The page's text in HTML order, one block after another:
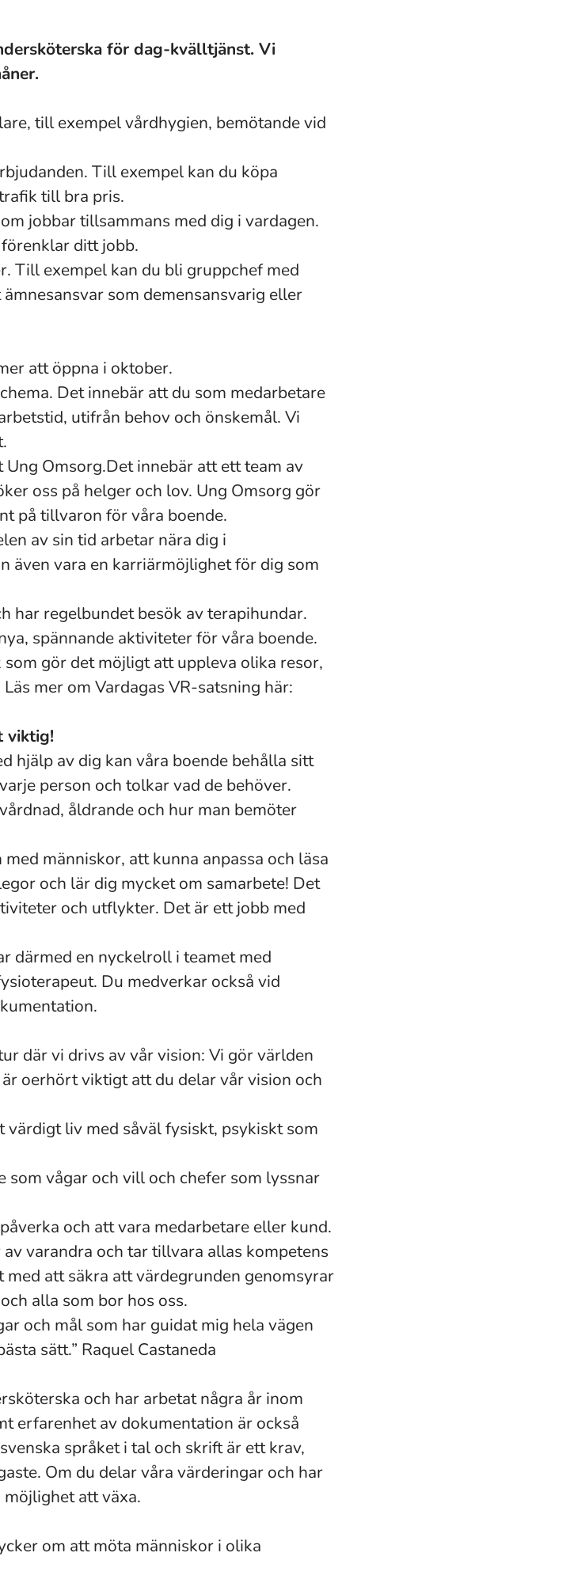
för dag-kvälltjänst. Vi
till exempel vårdhygien, bemötande vid
Till exempel kan du köpa
till bra pris.
jobbar tillsammans med dig i vardagen.
ditt jobb.
Till exempel kan du bli gruppchef med
som demensansvarig eller
att öppna i oktober.
Det innebär att du som medarbetare
utifrån behov och önskemål. Vi
Omsorg.Det innebär att ett team av
oss på helger och lov. Ung Omsorg gör
på tillvaron för våra boende.
av sin tid arbetar nära dig i
även vara en karriärmöjlighet för dig som
har regelbundet besök av terapihundar.
spännande aktiviteter för våra boende.
gör det möjligt att uppleva olika resor,
mer om Vardagas VR-satsning här:
viktig!
hjälp av dig kan våra boende behålla sitt
person och tolkar vad de behöver.
åldrande och hur man bemöter
människor, att kunna anpassa och läsa
och lär dig mycket om samarbete! Det
och utflykter. Det är ett jobb med
därmed en nyckelroll i teamet med
Du medverkar också vid
där vi drivs av vår vision: Vi gör världen
oerhört viktigt att du delar vår vision och
liv med såväl fysiskt, psykiskt som
som vågar och vill och chefer som lyssnar
och att vara medarbetare eller kund.
varandra och tar tillvara allas kompetens
att säkra att värdegrunden genomsyrar
alla som bor hos oss.
och mål som har guidat mig hela vägen
sätt.” Raquel Castaneda
och har arbetat några år inom
erfarenhet av dokumentation är också
språket i tal och skrift är ett krav,
Om du delar våra värderingar och har
att växa.
om att möta människor i olika